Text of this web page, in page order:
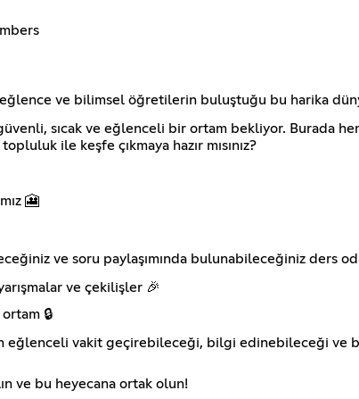
ve bilimsel öğretilerin buluştuğu bu harika
sıcak ve eğlenceli bir ortam bekliyor. Burada
ile keşfe çıkmaya hazır mısınız?
🎦
ve soru paylaşımında bulunabileceğiniz ders
ve çekilişler 🎉
🔒
eğlenceli vakit geçirebileceği, bilgi edinebileceği
ve bu heyecana ortak olun!